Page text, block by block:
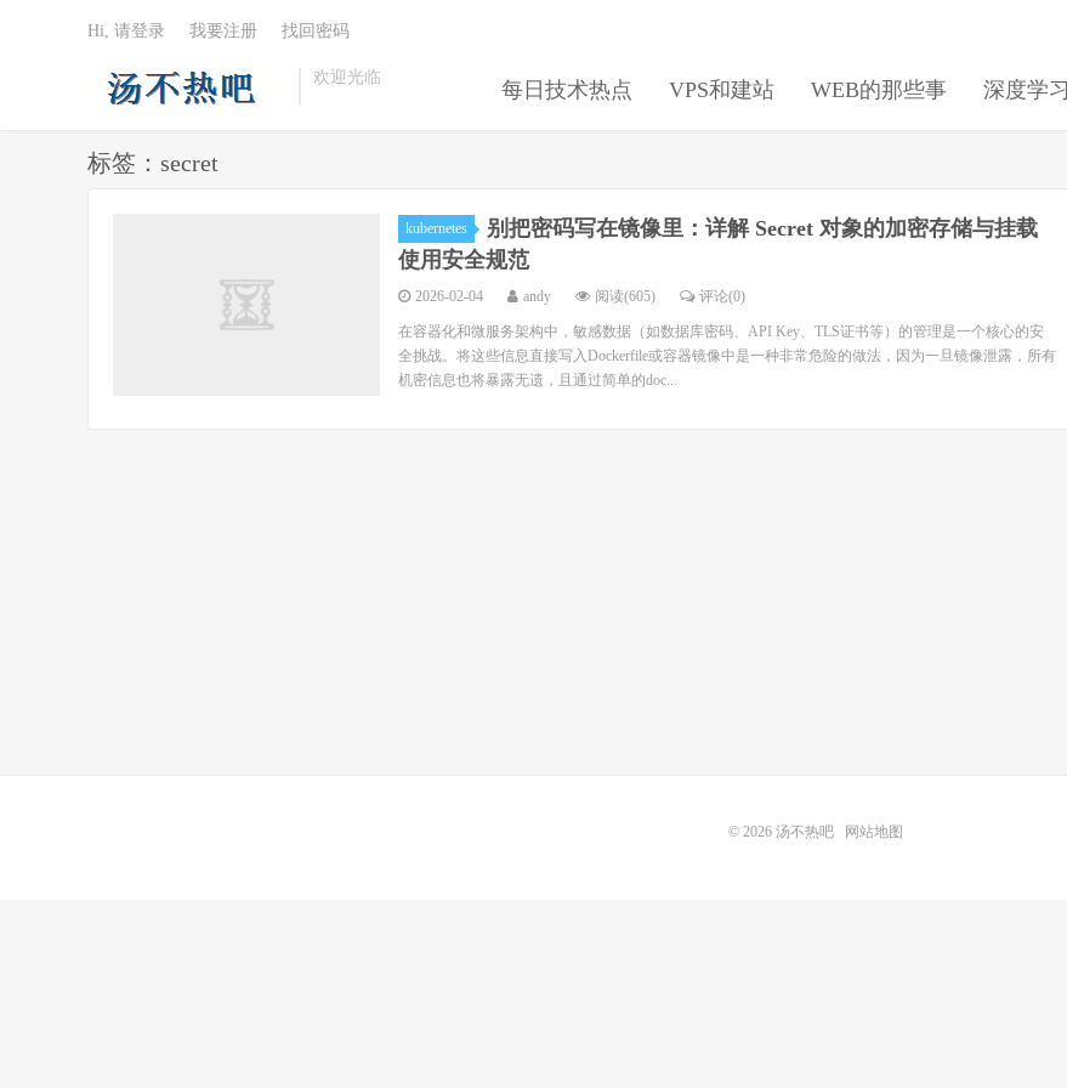
欢迎光临
每日技术热点 VPS和建站 WEB的那些事 深度学习
Hi, 请登录 我要注册 找回密码
标签：secret
kubernetes
别把密码写在镜像里：详解 Secret 对象的加密存储与挂载
使用安全规范
2026-02-04 andy 阅读(605) 评论(0)
在容器化和微服务架构中，敏感数据（如数据库密码、API Key、TLS证书等）的管理是一个核心的安
全挑战。将这些信息直接写入Dockerfile或容器镜像中是一种非常危险的做法，因为一旦镜像泄露，所有
机密信息也将暴露无遗，且通过简单的doc...
© 2026 汤不热吧 网站地图